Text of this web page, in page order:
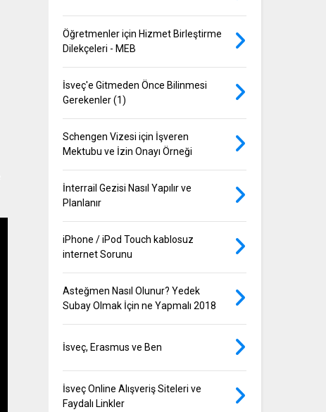
Öğretmenler için Hizmet Birleştirme
Dilekçeleri - MEB
İsveç'e Gitmeden Önce Bilinmesi
Gerekenler (1)
Schengen Vizesi için İşveren
Mektubu ve İzin Onayı Örneği
İnterrail Gezisi Nasıl Yapılır ve
Planlanır
iPhone / iPod Touch kablosuz
internet Sorunu
Asteğmen Nasıl Olunur? Yedek
Subay Olmak İçin ne Yapmalı 2018
İsveç, Erasmus ve Ben
İsveç Online Alışveriş Siteleri ve
Faydalı Linkler